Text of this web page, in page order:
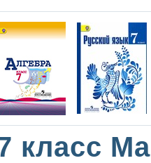
класс